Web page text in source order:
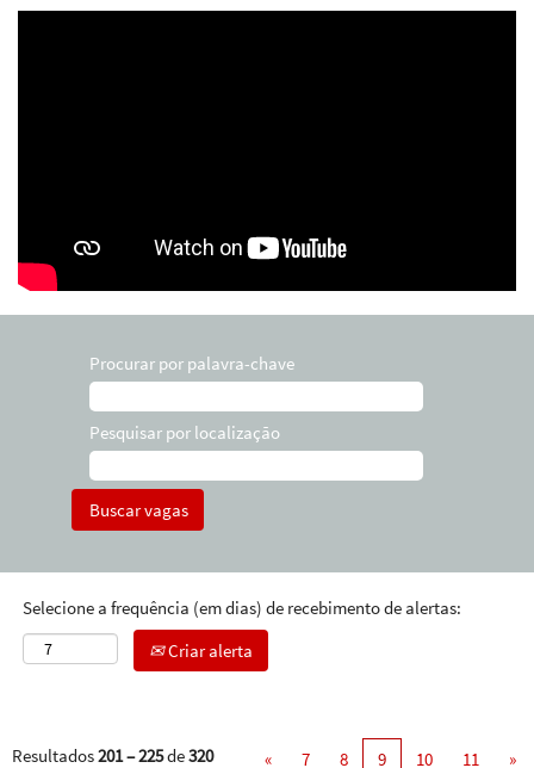
Procurar por palavra-chave
Pesquisar por localização
Selecione a frequência (em dias) de recebimento de alertas:
Criar alerta
Resultados201 – 225de320 « 7 8 9 10 11 »